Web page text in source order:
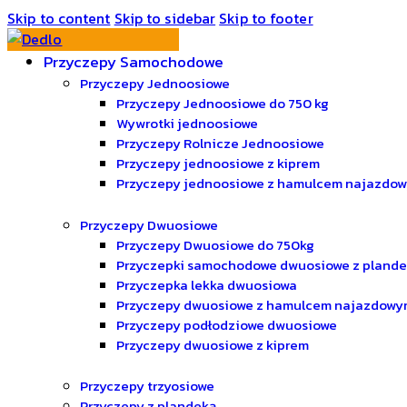
Skip to content Skip to sidebar Skip to footer
Przyczepy Samochodowe
Przyczepy Jednoosiowe
Przyczepy Jednoosiowe do 750 kg
Wywrotki jednoosiowe
Przyczepy Rolnicze Jednoosiowe
Przyczepy jednoosiowe z kiprem
Przyczepy jednoosiowe z hamulcem
Przyczepy Dwuosiowe
Przyczepy Dwuosiowe do 750kg
Przyczepki samochodowe dwuosiowe z
Przyczepka lekka dwuosiowa
Przyczepy dwuosiowe z hamulcem
Przyczepy podłodziowe dwuosiowe
Przyczepy dwuosiowe z kiprem
Przyczepy trzyosiowe